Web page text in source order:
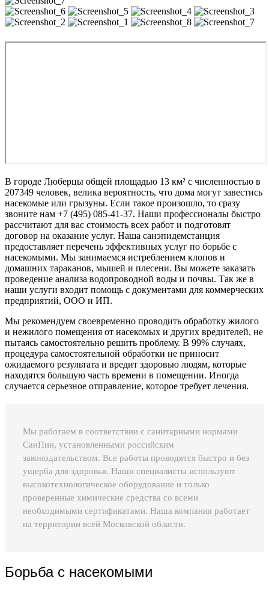
В городе Люберцы общей площадью 13 км² с численностью в
207349 человек, велика вероятность, что дома могут завестись
насекомые или грызуны. Если такое произошло, то сразу
звоните нам +7 (495) 085-41-37. Наши профессионалы быстро
рассчитают для вас стоимость всех работ и подготовят
договор на оказание услуг. Наша санэпидемстанция
предоставляет перечень эффективных услуг по борьбе с
насекомыми. Мы занимаемся истреблением клопов и
домашних тараканов, мышей и плесени. Вы можете заказать
проведение анализа водопроводной воды и почвы. Так же в
наши услуги входит помощь с документами для коммерческих
предприятий, ООО и ИП.
Мы рекомендуем своевременно проводить обработку жилого
и нежилого помещения от насекомых и других вредителей, не
пытаясь самостоятельно решить проблему. В 99% случаях,
процедура самостоятельной обработки не приносит
ожидаемого результата и вредит здоровью людям, которые
находятся большую часть времени в помещении. Иногда
случается серьезное отправление, которое требует лечения.
Мы работаем в соответствии с санитарными нормами
СанПин, установленными российским
законодательством. Все работы проводятся быстро и без
ущерба для здоровья. Наши специалисты используют
высокотехнологическое оборудование и только
проверенные химические средства со всеми
необходимыми сертификатами. Наша компания работает
на территории всей Московской области.
Борьба с насекомыми